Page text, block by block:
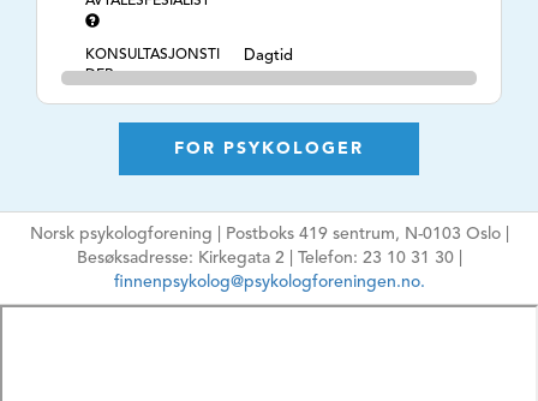
KONSULTASJONSTI
DER
Dagtid
TLF. NR. 45608777
https://dialogpsykologsenter.no
E-POSTADRESSE
Ikke oppgi sensitiv
informasjon
HPR-NUMMER 9398155
MÅLGRUPPE
Barn, Ungdom,
FOR PSYKOLOGER
Norsk psykologforening | Postboks 419 sentrum, N-0103 Oslo |
Besøksadresse: Kirkegata 2 | Telefon: 23 10 31 30 |
finnenpsykolog@psykologforeningen.no.